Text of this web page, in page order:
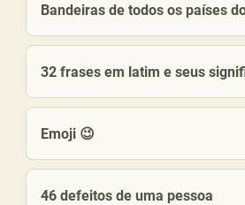
Bandeiras de todos os países
32 frases em latim e seus
Emoji 😉
46 defeitos de uma pessoa